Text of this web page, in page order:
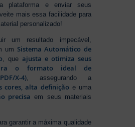
plataforma e enviar seus
mais essa facilidade para
personalizado!
um resultado impecável,
um Sistema Automático de
, queajusta e otimiza seus
o formato ideal de
X-4) , assegurando a
cores, alta definição e uma
precisa em seus materiais
garantir a máxima qualidade